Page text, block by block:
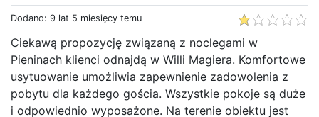
Dodano: 9 lat 5 miesięcy temu
Ciekawą propozycję związaną z noclegami w
Pieninach klienci odnajdą w Willi Magiera. Komfortowe
usytuowanie umożliwia zapewnienie zadowolenia z
pobytu dla każdego gościa. Wszystkie pokoje są duże
i odpowiednio wyposażone. Na terenie obiektu jest